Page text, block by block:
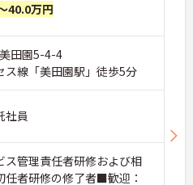
40.0万円
田園5-4-4
ス線「美田園駅」徒歩5分
社員
管理責任者研修および相
任者研修の修了者■歓迎：